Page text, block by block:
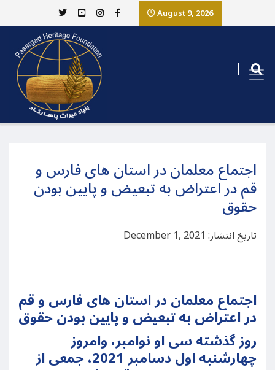
August 9, 2026
اجتماع معلمان در استان های فارس و
قم در اعتراض به تبعیض و پایین بودن
حقوق
تاریخ انتشار: December 1, 2021
اجتماع معلمان در استان های فارس و قم
در اعتراض به تبعیض و پایین بودن حقوق
روز گذشته سی او نوامبر، وامروز
چهارشنبه اول دسامبر 2021، جمعی از